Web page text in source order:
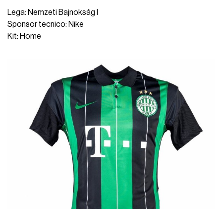
Lega: Nemzeti Bajnokság I
Sponsor tecnico: Nike
Kit: Home